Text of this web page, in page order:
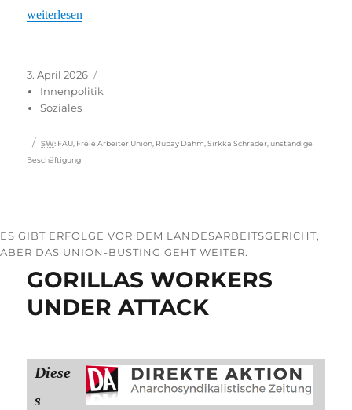
„Prekäres Rampenlicht“
weiterlesen
Veröffentlicht
am
3. April 2026
Innenpolitik
Soziales
Schlagwörter
SW: FAU Freie Arbeiter Union Rupay Dahm ,Sirkka Schrader unständige
Beschäftigung
ES GIBT ERFOLGE VOR DEM LANDESARBEITSGERICHT,
ABER DAS UNION-BUSTING GEHT WEITER.
GORILLAS WORKERS
UNDER ATTACK
Diese
s